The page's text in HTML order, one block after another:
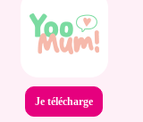
Je télécharge